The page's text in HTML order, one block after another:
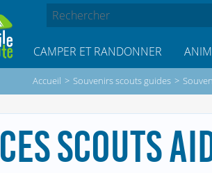
CAMPER ET RANDONNER
Accueil > Souvenirs scouts guides >
CES SCOUTS